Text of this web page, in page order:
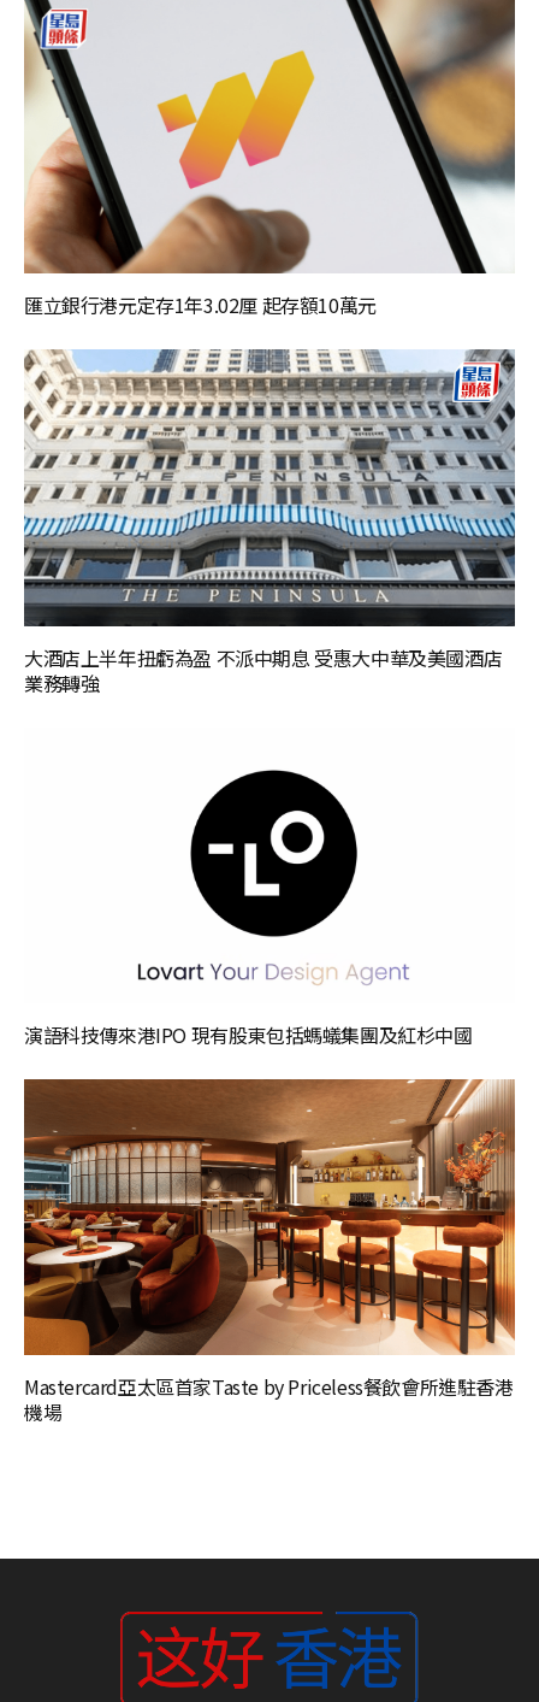
匯立銀行港元定存1年3.02厘 起存額10萬元
大酒店上半年扭虧為盈 不派中期息 受惠大中華及美國酒店
業務轉強
演語科技傳來港IPO 現有股東包括螞蟻集團及紅杉中國
Mastercard亞太區首家Taste by Priceless餐飲會所進駐香港
機場